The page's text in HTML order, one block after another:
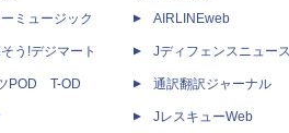
ミュージック
う!デジマート
POD T-OD
AIRLINEweb
Jディフェンスニュー
通訳翻訳ジャーナル
JレスキューWeb